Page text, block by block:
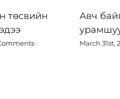
цалин хөлс,
дүн
2026 | 0 Comments